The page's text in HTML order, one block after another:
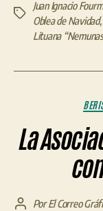
Etiquetas
Juan Ignacio
Oblea de Navidad,
Lituana
La
AutorPorEl Correo